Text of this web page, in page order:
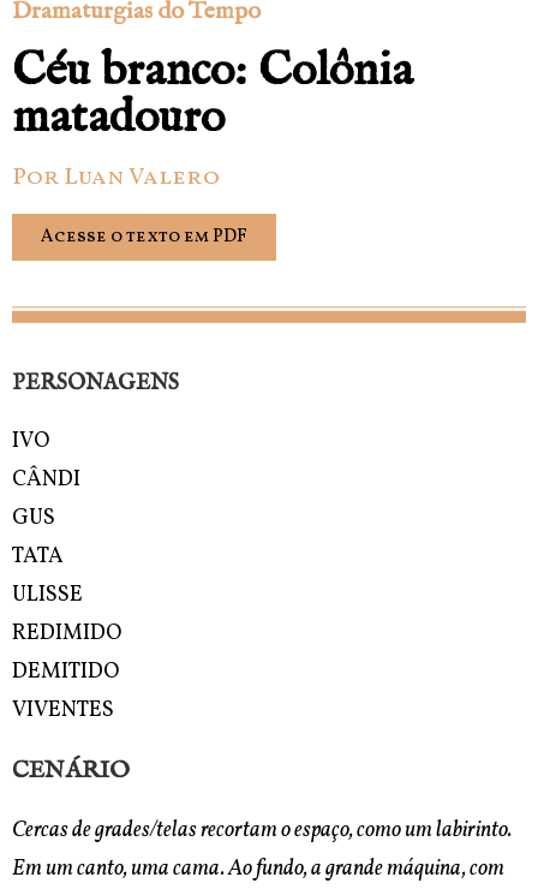
Dramaturgias do Tempo
Céu branco: Colônia
matadouro
Por Luan Valero
Acesse o texto em PDF
PERSONAGENS
IVO
CÂNDI
GUS
TATA
ULISSE
REDIMIDO
DEMITIDO
VIVENTES
CENÁRIO
Cercas de grades/telas recortam o espaço, como um labirinto.
Em um canto, uma cama. Ao fundo, a grande máquina, com